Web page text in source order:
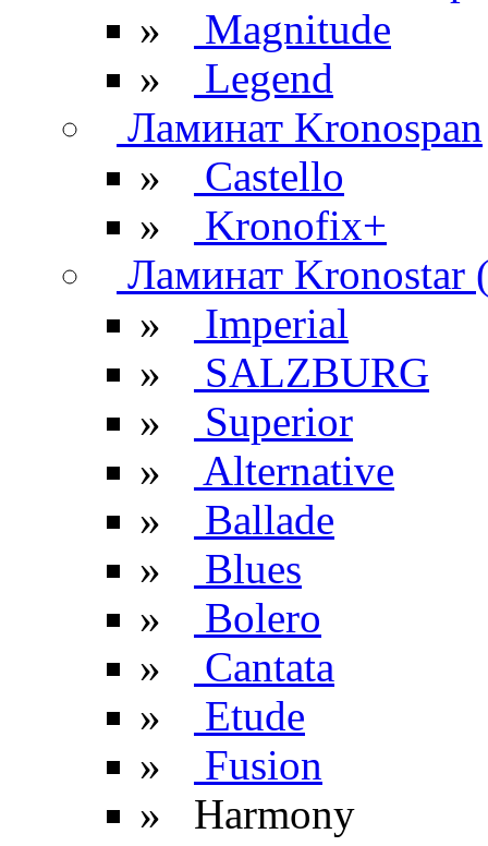
»
Magnitude
»
Legend
Ламинат Kronospan
»
Castello
»
Kronofix+
Ламинат Kronostar
»
Imperial
»
SALZBURG
»
Superior
»
Alternative
»
Ballade
»
Blues
»
Bolero
»
Cantata
»
Etude
»
Fusion
» Harmony